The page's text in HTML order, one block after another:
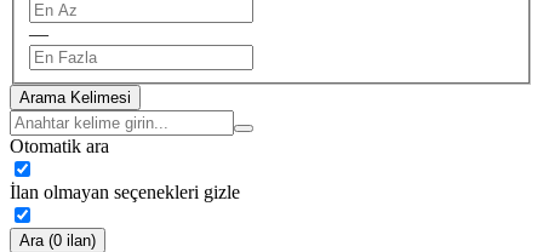
—
Arama Kelimesi
Otomatik ara
İlan olmayan seçenekleri gizle
Ara (0 ilan)